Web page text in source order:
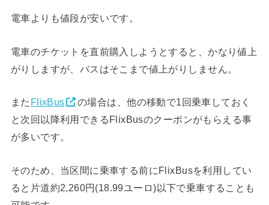
電車よりも値段が安いです。
電車のチケットを直前購入しようとすると、かなり値上
がりしますが、バスはそこまで値上がりしません。
また FlixBus
の場合は、他の移動で1回乗車しておく
と次回以降利用できるFlixBusのクーポンがもらえる事
が多いです。
そのため、当区間に乗車する前にFlixBusを利用してい
ると片道約2,260円(18.99ユーロ)以下で乗車することも